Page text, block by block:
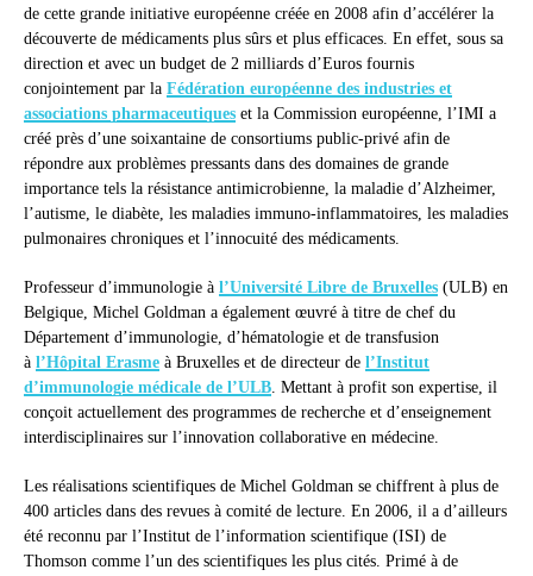
de cette grande initiative européenne créée en 2008 afin d’accélérer la
découverte de médicaments plus sûrs et plus efficaces. En effet, sous sa
direction et avec un budget de 2 milliards d’Euros fournis
conjointement par la Fédération européenne des industries et
associations pharmaceutiques et la Commission européenne, l’IMI a
créé près d’une soixantaine de consortiums public-privé afin de
répondre aux problèmes pressants dans des domaines de grande
importance tels la résistance antimicrobienne, la maladie d’Alzheimer,
l’autisme, le diabète, les maladies immuno-inflammatoires, les maladies
pulmonaires chroniques et l’innocuité des médicaments.
Professeur d’immunologie à l’Université Libre de Bruxelles (ULB) en
Belgique, Michel Goldman a également œuvré à titre de chef du
Département d’immunologie, d’hématologie et de transfusion
à l’Hôpital Erasme à Bruxelles et de directeur de l’Institut
d’immunologie médicale de l’ULB. Mettant à profit son expertise, il
conçoit actuellement des programmes de recherche et d’enseignement
interdisciplinaires sur l’innovation collaborative en médecine.
Les réalisations scientifiques de Michel Goldman se chiffrent à plus de
400 articles dans des revues à comité de lecture. En 2006, il a d’ailleurs
été reconnu par l’Institut de l’information scientifique (ISI) de
Thomson comme l’un des scientifiques les plus cités. Primé à de